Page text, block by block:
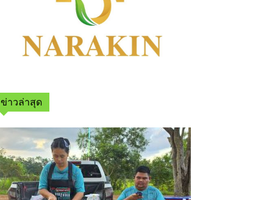
ข่าวล่าสุด